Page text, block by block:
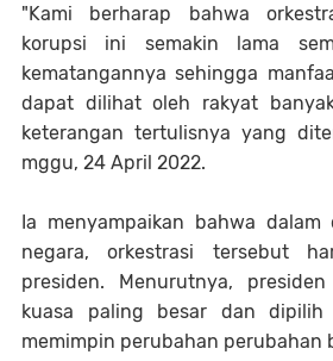
"Kami berharap bahwa
korupsi ini semakin lama
kematangannya sehingga
dapat dilihat oleh rakyat
keterangan tertulisnya yang
mggu, 24 April 2022.
Ia menyampaikan bahwa dalam
negara, orkestrasi tersebut
presiden. Menurutnya,
kuasa paling besar dan
memimpin perubahan perubahan